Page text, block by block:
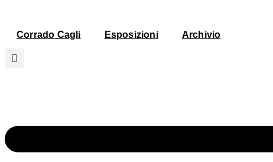
contenuto
Corrado Cagli Esposizioni Archivio